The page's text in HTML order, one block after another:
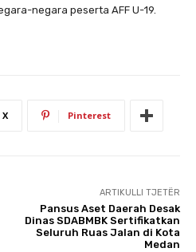
negara peserta AFF U-19.
X Pinterest
ARTIKULLI TJETËR
Pansus Aset Daerah Desak
Dinas SDABMBK Sertifikatkan
Seluruh Ruas Jalan di Kota
Medan